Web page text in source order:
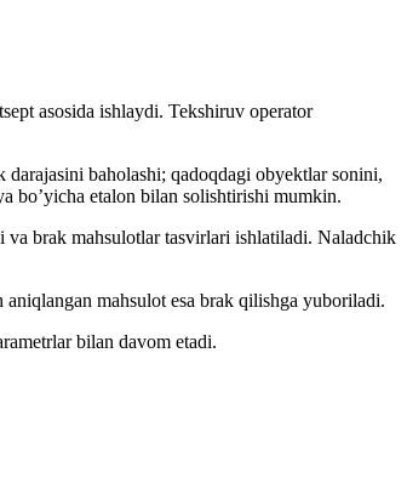
asosida ishlaydi. Tekshiruv operator
baholashi; qadoqdagi obyektlar sonini,
boʼyicha etalon bilan solishtirishi mumkin.
brak mahsulotlar tasvirlari ishlatiladi. Naladchik
mahsulot esa brak qilishga yuboriladi.
bilan davom etadi.